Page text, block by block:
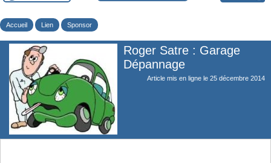
Accueil Lien Sponsor
Roger Satre : Garage
Dépannage
Article mis en ligne le 25 décembre 2014